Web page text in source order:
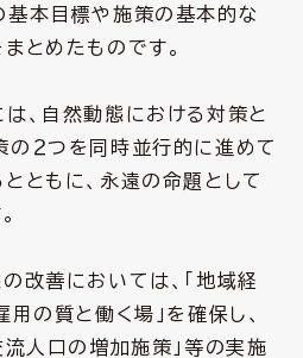
基本目標や施策の基本的な
とめたものです。
、自然動態における対策と
の２つを同時並行的に進めて
ともに、永遠の命題として
改善においては、「地域経
用の質と働く場」を確保し、
流人口の増加施策」等の実施